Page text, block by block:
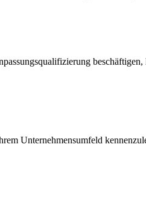
Unternehmensumfeld